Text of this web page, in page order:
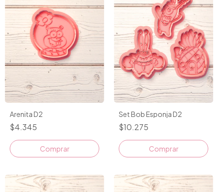
Arenita D2
$4.345
Comprar
Set Bob Esponja D2
$10.275